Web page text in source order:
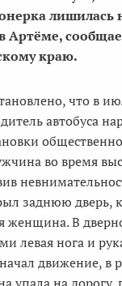
лишилась
краю.
что в
автобуса
во время
заднюю дверь,
женщина. В
левая нога и
движение, в